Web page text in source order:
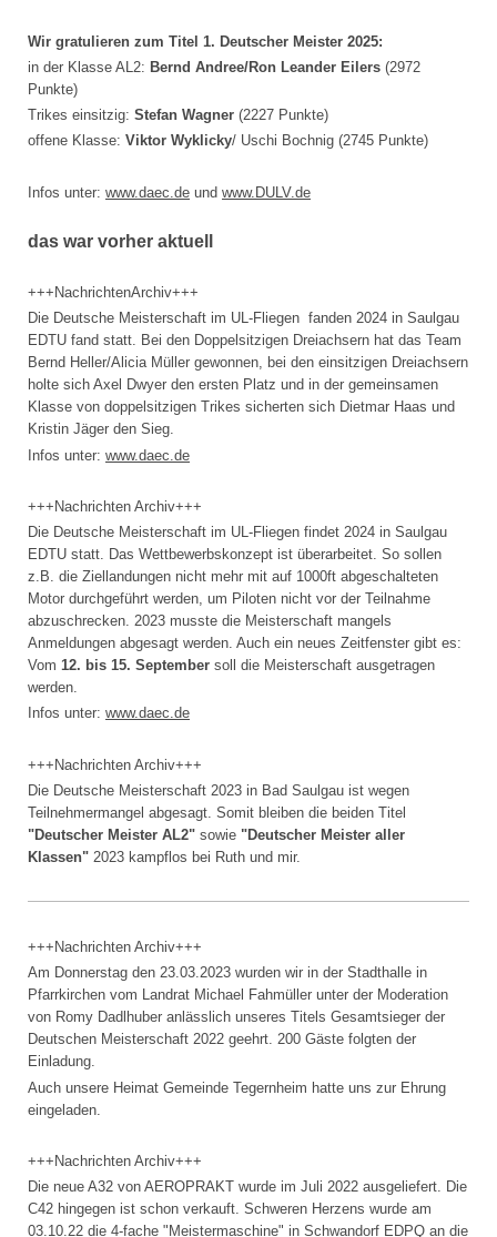
Wir gratulieren zum Titel 1. Deutscher Meister 2025:
in der Klasse AL2: Bernd Andree/Ron Leander Eilers (2972
Punkte)
Trikes einsitzig: Stefan Wagner (2227 Punkte)
offene Klasse: Viktor Wyklicky/ Uschi Bochnig (2745 Punkte)
Infos unter: www.daec.de und www.DULV.de
das war vorher aktuell
+++NachrichtenArchiv+++
Die Deutsche Meisterschaft im UL-Fliegen fanden 2024 in Saulgau
EDTU fand statt. Bei den Doppelsitzigen Dreiachsern hat das Team
Bernd Heller/Alicia Müller gewonnen, bei den einsitzigen Dreiachsern
holte sich Axel Dwyer den ersten Platz und in der gemeinsamen
Klasse von doppelsitzigen Trikes sicherten sich Dietmar Haas und
Kristin Jäger den Sieg.
Infos unter: www.daec.de
+++Nachrichten Archiv+++
Die Deutsche Meisterschaft im UL-Fliegen findet 2024 in Saulgau
EDTU statt. Das Wettbewerbskonzept ist überarbeitet. So sollen
z.B. die Ziellandungen nicht mehr mit auf 1000ft abgeschalteten
Motor durchgeführt werden, um Piloten nicht vor der Teilnahme
abzuschrecken. 2023 musste die Meisterschaft mangels
Anmeldungen abgesagt werden. Auch ein neues Zeitfenster gibt es:
Vom 12. bis 15. September soll die Meisterschaft ausgetragen
werden.
Infos unter: www.daec.de
+++Nachrichten Archiv+++
Die Deutsche Meisterschaft 2023 in Bad Saulgau ist wegen
Teilnehmermangel abgesagt. Somit bleiben die beiden Titel
"Deutscher Meister AL2" sowie "Deutscher Meister aller
Klassen" 2023 kampflos bei Ruth und mir.
+++Nachrichten Archiv+++
Am Donnerstag den 23.03.2023 wurden wir in der Stadthalle in
Pfarrkirchen vom Landrat Michael Fahmüller unter der Moderation
von Romy Dadlhuber anlässlich unseres Titels Gesamtsieger der
Deutschen Meisterschaft 2022 geehrt. 200 Gäste folgten der
Einladung.
Auch unsere Heimat Gemeinde Tegernheim hatte uns zur Ehrung
eingeladen.
+++Nachrichten Archiv+++
Die neue A32 von AEROPRAKT wurde im Juli 2022 ausgeliefert. Die
C42 hingegen ist schon verkauft. Schweren Herzens wurde am
03.10.22 die 4-fache "Meistermaschine" in Schwandorf EDPQ an die